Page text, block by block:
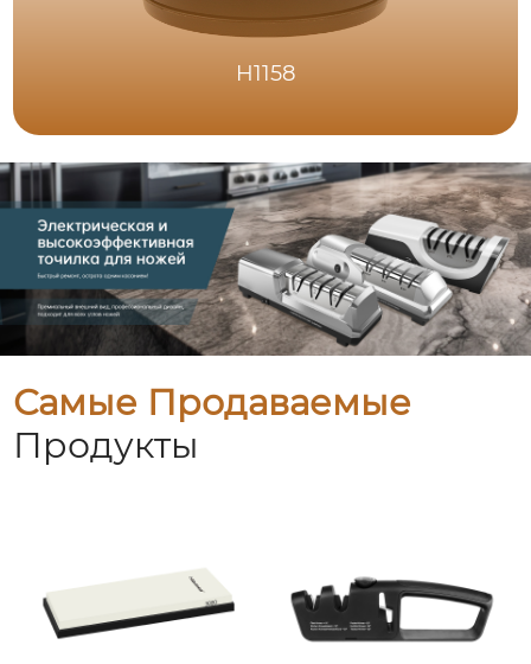
H1158
Самые Продаваемые
Продукты